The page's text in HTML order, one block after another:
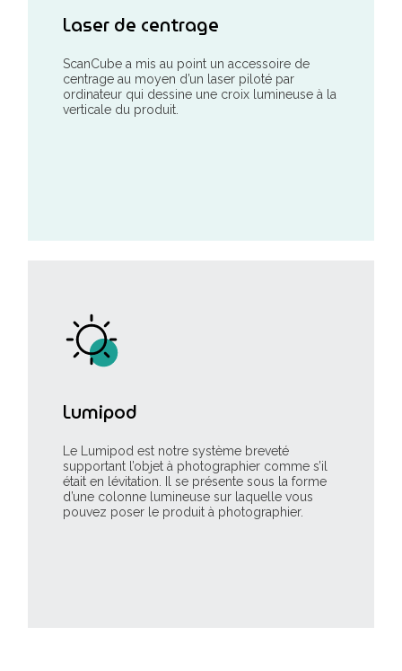
Laser de centrage
ScanCube a mis au point un accessoire de
centrage au moyen d’un laser piloté par
ordinateur qui dessine une croix lumineuse à la
verticale du produit.
Lumipod
Le Lumipod est notre système breveté
supportant l’objet à photographier comme s’il
était en lévitation. Il se présente sous la forme
d’une colonne lumineuse sur laquelle vous
pouvez poser le produit à photographier.